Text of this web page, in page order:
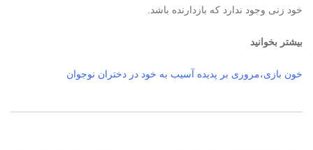
خود زنی وجود ندارد که بازدارنده باشد.
بیشتر بخوانید
خون بازی،مروری بر پدیده آسیب به خود در دختران نوجوان